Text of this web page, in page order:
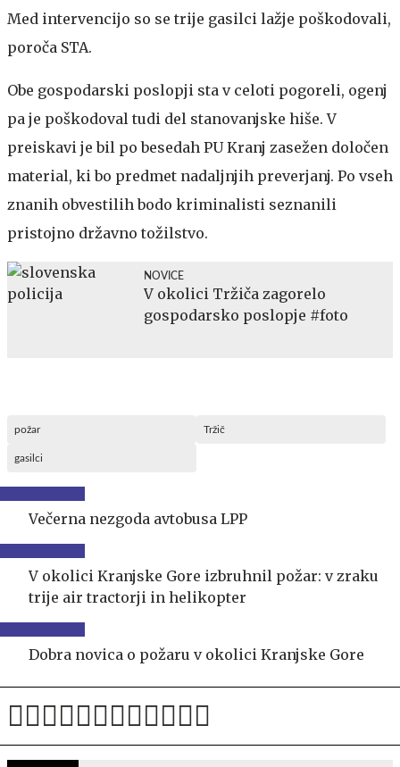
Med intervencijo so se trije gasilci lažje poškodovali,
poroča STA.
Obe gospodarski poslopji sta v celoti pogoreli, ogenj
pa je poškodoval tudi del stanovanjske hiše. V
preiskavi je bil po besedah PU Kranj zasežen določen
material, ki bo predmet nadaljnjih preverjanj. Po vseh
znanih obvestilih bodo kriminalisti seznanili
pristojno državno tožilstvo.
NOVICE
V okolici Tržiča zagorelo
gospodarsko poslopje #foto
požar Tržič
gasilci
Večerna nezgoda avtobusa LPP
V okolici Kranjske Gore izbruhnil požar: v zraku
trije air tractorji in helikopter
Dobra novica o požaru v okolici Kranjske Gore